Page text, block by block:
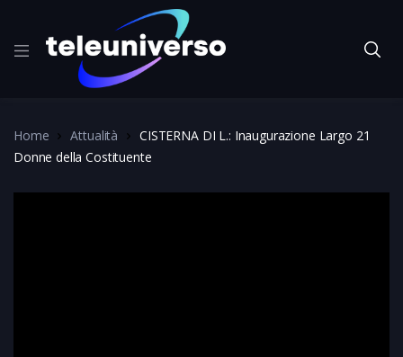
Home Attualità
CISTERNA DI L.: Inaugurazione Largo 21
Donne della Costituente